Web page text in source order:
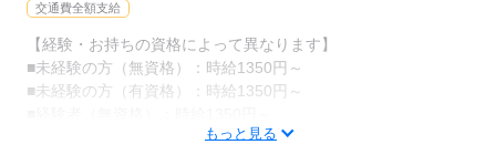
あなたもはじめてみませんか？
応募する
介護未経験の方を全力でバックアップします！
もちろん経験者の方や、
介護福祉士、ケアマネージャー、
介護職員初任者研修等の資格保有者の方も大歓迎！
交通費全額支給
【経験・お持ちの資格によって異なります】
■未経験の方（無資格）：時給1350円～
■未経験の方（有資格）：時給1350円～
■経験者（有資格）：時給1400円～
もっと見る